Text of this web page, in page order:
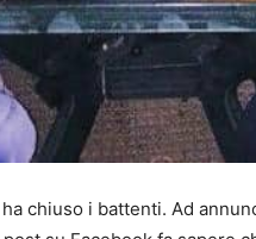
chiuso i battenti. Ad